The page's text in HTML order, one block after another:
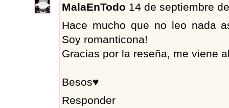
MalaEnTodo 14 de septiembre
Hace mucho que no leo nada
Soy romanticona!
Gracias por la reseña, me viene
Besos♥
Responder